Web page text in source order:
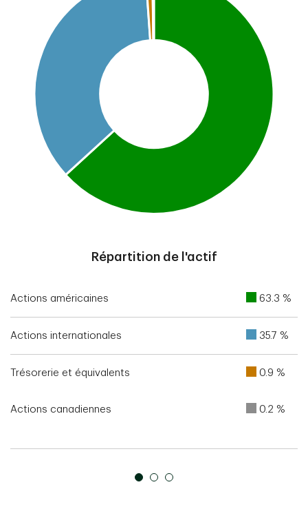
Répartition de l'actif
Actions américaines 63.3 %
Actions internationales 35.7 %
Trésorerie et équivalents 0.9 %
Actions canadiennes 0.2 %